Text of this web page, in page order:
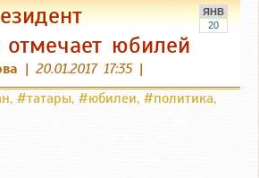
ЯНВ
20
отмечает юбилей
| 20.01.2017 17:35|
, #татары, #юбилеи, #политика,